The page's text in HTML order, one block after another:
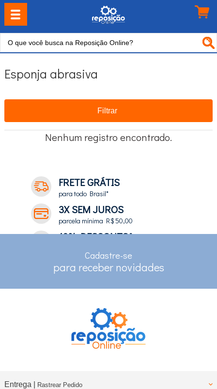
Esponja abrasiva
Filtrar
Nenhum registro encontrado.
FRETE GRÁTIS
para todo Brasil*
3X SEM JUROS
parcela mínima R$ 50,00
10% DESCONTO*
RASTREAMENTO
Cadastre-se
para receber novidades
Entrega | Rastrear Pedido